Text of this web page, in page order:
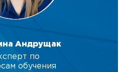
Андрущак
по
обучения